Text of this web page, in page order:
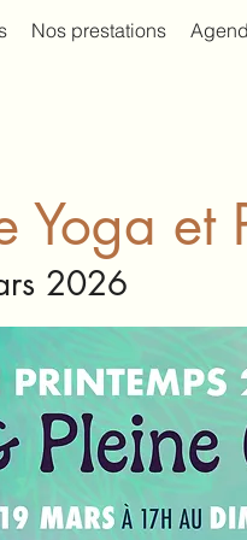
Nos prestations
Yoga et
2026